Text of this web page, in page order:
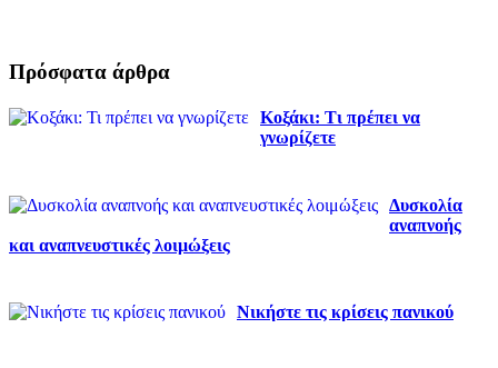
Πρόσφατα άρθρα
Κοξάκι: Τι πρέπει να
γνωρίζετε
Δυσκολία
αναπνοής
και αναπνευστικές λοιμώξεις
Νικήστε τις κρίσεις πανικού